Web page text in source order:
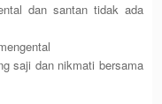
dan santan tidak ada
saji dan nikmati bersama